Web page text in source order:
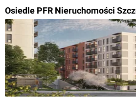
Osiedle PFR Nieruchomości